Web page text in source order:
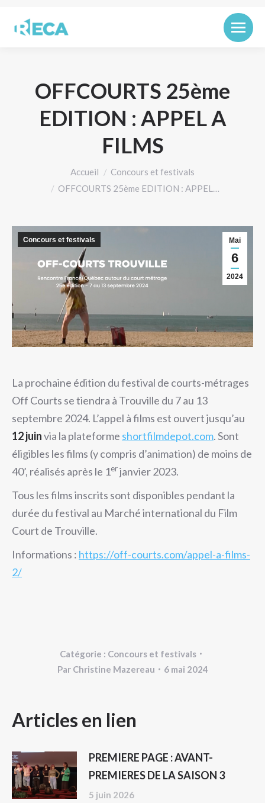
OFFCOURTS 25ème
EDITION : APPEL A
FILMS
Vous êtes ici :Accueil
Concours et festivals
OFFCOURTS 25ème EDITION : APPEL…
Mai
6
2024
Concours et festivals
La prochaine édition du festival de courts-métrages
Off Courts se tiendra à Trouville du 7 au 13
septembre 2024. L’appel à films est ouvert jusqu’au
12 juinvia la plateforme shortfilmdepot.com. Sont
éligibles les films (y compris d’animation) de moins de
40’, réalisés après le 1erjanvier 2023.
Tous les films inscrits sont disponibles pendant la
durée du festival au Marché international du Film
Court de Trouville.
Informations : https://off-courts.com/appel-a-films-
2/
Catégorie : Concours et festivals
Par Christine Mazereau 6 mai 2024
NAVIGATION
ARTICLE
Articles en lien
PREMIERE PAGE : AVANT-
PREMIERES DE LA SAISON 3
5 juin 2026